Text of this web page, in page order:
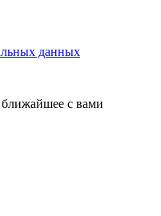
данных
с вами